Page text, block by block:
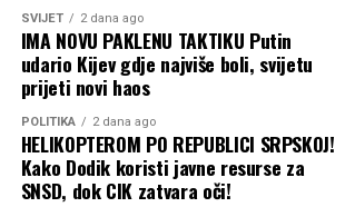
SVIJET 2 dana ago
IMA NOVU PAKLENU TAKTIKU Putin
udario Kijev gdje najviše boli, svijetu
prijeti novi haos
POLITIKA 2 dana ago
HELIKOPTEROM PO REPUBLICI SRPSKOJ!
Kako Dodik koristi javne resurse za
SNSD, dok CIK zatvara oči!